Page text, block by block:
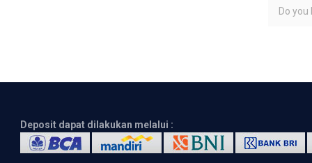
Do you
Deposit dapat dilakukan melalui :